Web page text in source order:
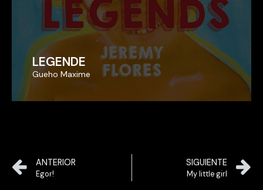
LEGENDE
Gueho Maxime
LEGENDE
Gueho Maxime
ANTERIOR
Egor!
SIGUIENTE
My little girl